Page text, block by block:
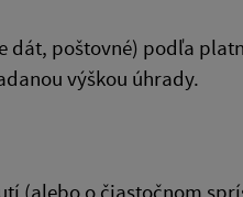
dát, poštovné) podľa
výškou úhrady.
(alebo o čiastočnom